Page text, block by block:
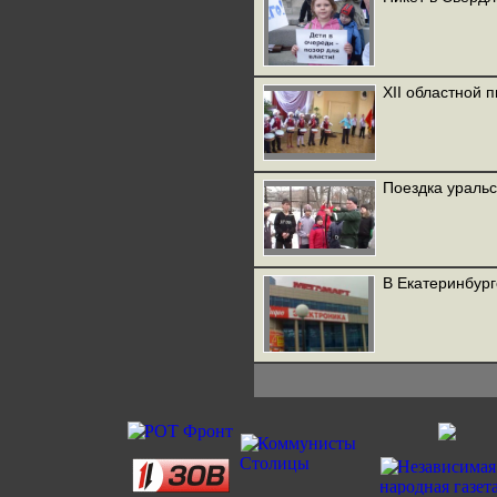
XII областной
Поездка
В